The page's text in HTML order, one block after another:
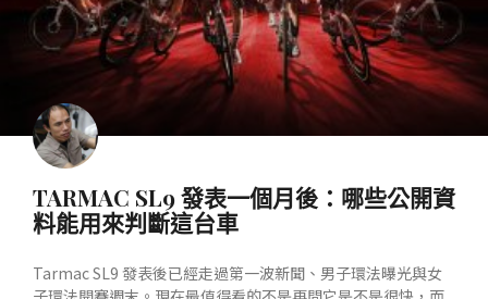
TARMAC SL9 發表一個月後：哪些公開資
料能用來判斷這台車
Tarmac SL9 發表後已經走過第一波新聞、男子環法曝光與女